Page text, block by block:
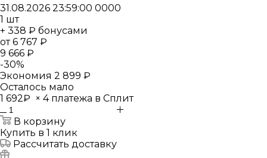
31.08.2026 23:59:00 0000
1 шт
+ 338 ₽ бонусами
от6 767 ₽
9 666 ₽
-30%
Экономия 2 899 ₽
Осталось мало
1 692₽ × 4 платежа в Сплит
В корзину
Купить в 1 клик
Рассчитать доставку